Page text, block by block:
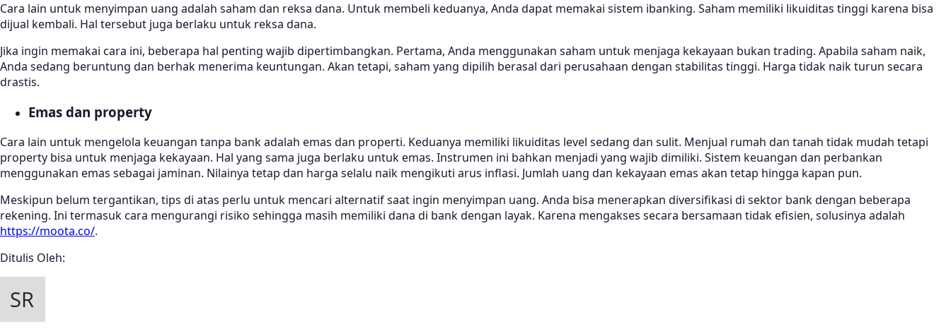
Cara lain untuk menyimpan uang adalah saham dan reksa dana. Untuk membeli keduanya, Anda dapat memakai sistem ibanking. Saham memiliki likuiditas tinggi karena bisa
dijual kembali. Hal tersebut juga berlaku untuk reksa dana.
Jika ingin memakai cara ini, beberapa hal penting wajib dipertimbangkan. Pertama, Anda menggunakan saham untuk menjaga kekayaan bukan trading. Apabila saham naik,
Anda sedang beruntung dan berhak menerima keuntungan. Akan tetapi, saham yang dipilih berasal dari perusahaan dengan stabilitas tinggi. Harga tidak naik turun secara
drastis.
Emas dan property
Cara lain untuk mengelola keuangan tanpa bank adalah emas dan properti. Keduanya memiliki likuiditas level sedang dan sulit. Menjual rumah dan tanah tidak mudah tetapi
property bisa untuk menjaga kekayaan. Hal yang sama juga berlaku untuk emas. Instrumen ini bahkan menjadi yang wajib dimiliki. Sistem keuangan dan perbankan
menggunakan emas sebagai jaminan. Nilainya tetap dan harga selalu naik mengikuti arus inflasi. Jumlah uang dan kekayaan emas akan tetap hingga kapan pun.
Meskipun belum tergantikan, tips di atas perlu untuk mencari alternatif saat ingin menyimpan uang. Anda bisa menerapkan diversifikasi di sektor bank dengan beberapa
rekening. Ini termasuk cara mengurangi risiko sehingga masih memiliki dana di bank dengan layak. Karena mengakses secara bersamaan tidak efisien, solusinya adalah
https://moota.co/.
Ditulis Oleh: